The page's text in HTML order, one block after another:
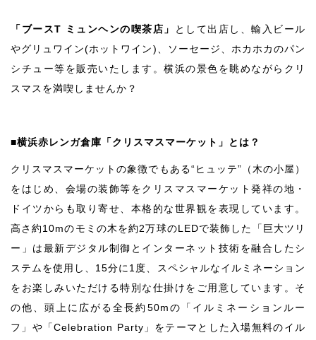
「ブースT ミュンヘンの喫茶店」
として出店し、輸入ビール
やグリュワイン(ホットワイン)、ソーセージ、ホカホカのパン
シチュー等を販売いたします。横浜の景色を眺めながらクリ
スマスを満喫しませんか？
■横浜赤レンガ倉庫「クリスマスマーケット」とは？
クリスマスマーケットの象徴でもある“ヒュッテ”（木の小屋）
をはじめ、会場の装飾等をクリスマスマーケット発祥の地・
ドイツからも取り寄せ、本格的な世界観を表現しています。
高さ約10mのモミの木を約2万球のLEDで装飾した「巨大ツリ
ー」は最新デジタル制御とインターネット技術を融合したシ
ステムを使用し、15分に1度、スペシャルなイルミネーション
をお楽しみいただける特別な仕掛けをご用意しています。そ
の他、頭上に広がる全長約50mの「イルミネーションルー
フ」や「Celebration Party」をテーマとした入場無料のイル